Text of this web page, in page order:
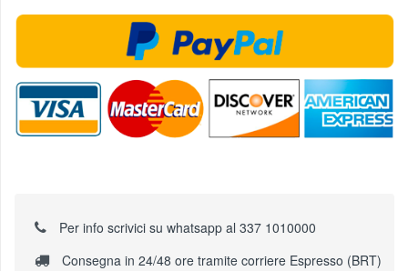
Per info scrivici su whatsapp al 337 1010000
Consegna in 24/48 ore tramite corriere Espresso (BRT)